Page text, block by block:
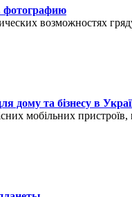
фотографию
возможностях
дому та бізнесу в
мобільних